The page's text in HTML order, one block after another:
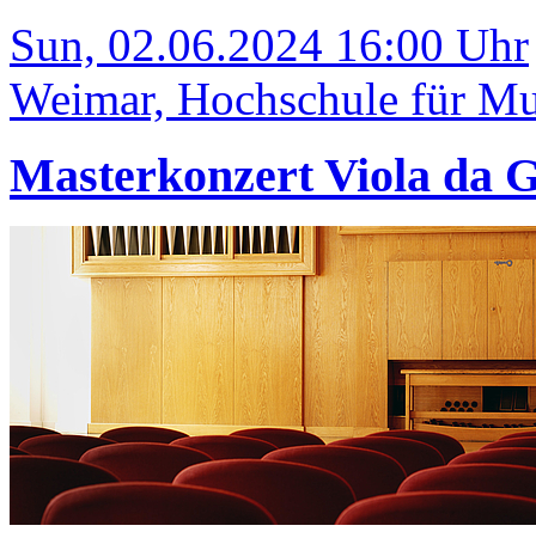
Sun, 02.06.2024 16:00 Uhr
Weimar, Hochschule für
Masterkonzert Viola da